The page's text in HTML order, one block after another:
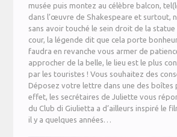
musée puis montez au célèbre balcon,
dans l’œuvre de Shakespeare et surtout,
sans avoir touché le sein droit de la statue
cour, la légende dit que cela porte bonheur
faudra en revanche vous armer de
approcher de la belle, le lieu est le plus
par les touristes ! Vous souhaitez des
Déposez votre lettre dans une des boîtes
effet, les secrétaires de Juliette vous
du Club di Giulietta a d’ailleurs inspiré le
il y a quelques années…